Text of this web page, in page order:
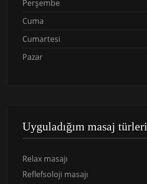
Perşembe
Cuma
Cumartesi
Pazar
Uyguladığım masaj türleri
Relax masajı
Reflefsoloji masajı